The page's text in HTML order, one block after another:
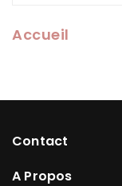
Accueil
Contact
A Propos